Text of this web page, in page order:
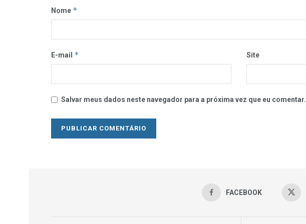
Nome *
E-mail * Site
Salvar meus dados neste navegador para a próxima vez que eu comentar.
FACEBOOK